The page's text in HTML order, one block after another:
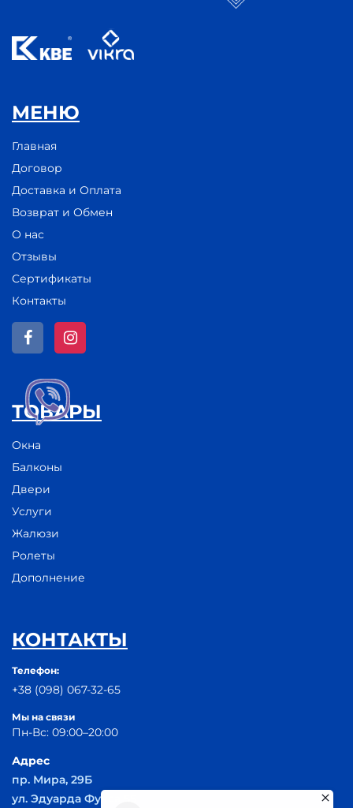
МЕНЮ
Главная
Договор
Доставка и Оплата
Возврат и Обмен
О нас
Отзывы
Сертификаты
Контакты
ТОВАРЫ
Окна
Балконы
Двери
Услуги
Жалюзи
Ролеты
Дополнение
КОНТАКТЫ
Телефон:
+38 (098) 067-32-65
Мы на связи
Пн-Вс: 09:00–20:00
Адрес
пр. Мира, 29Б
ул. Эдуарда Фукса 55